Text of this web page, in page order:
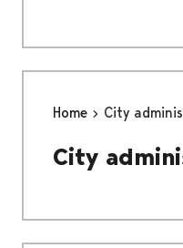
Home City
City